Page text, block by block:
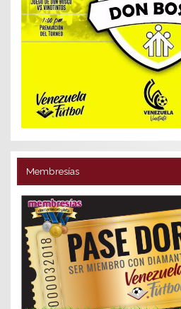
Membresías